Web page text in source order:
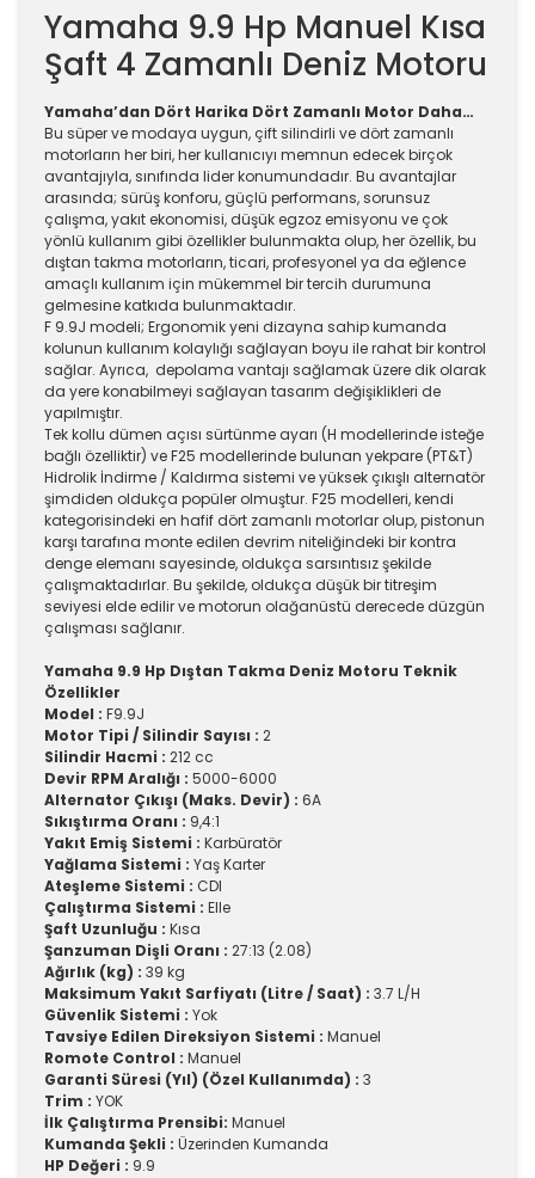
Yamaha 9.9 Hp Manuel Kısa
Şaft 4 Zamanlı Deniz Motoru
Yamaha’dan Dört Harika Dört Zamanlı Motor Daha…
Bu süper ve modaya uygun, çift silindirli ve dört zamanlı
motorların her biri, her kullanıcıyı memnun edecek birçok
avantajıyla, sınıfında lider konumundadır. Bu avantajlar
arasında; sürüş konforu, güçlü performans, sorunsuz
çalışma, yakıt ekonomisi, düşük egzoz emisyonu ve çok
yönlü kullanım gibi özellikler bulunmakta olup, her özellik, bu
dıştan takma motorların, ticari, profesyonel ya da eğlence
amaçlı kullanım için mükemmel bir tercih durumuna
gelmesine katkıda bulunmaktadır.
F 9.9J modeli; Ergonomik yeni dizayna sahip kumanda
kolunun kullanım kolaylığı sağlayan boyu ile rahat bir kontrol
sağlar. Ayrıca, depolama vantajı sağlamak üzere dik olarak
da yere konabilmeyi sağlayan tasarım değişiklikleri de
yapılmıştır.
Tek kollu dümen açısı sürtünme ayarı (H modellerinde isteğe
bağlı özelliktir) ve F25 modellerinde bulunan yekpare (PT&T)
Hidrolik İndirme / Kaldırma sistemi ve yüksek çıkışlı alternatör
şimdiden oldukça popüler olmuştur. F25 modelleri, kendi
kategorisindeki en hafif dört zamanlı motorlar olup, pistonun
karşı tarafına monte edilen devrim niteliğindeki bir kontra
denge elemanı sayesinde, oldukça sarsıntısız şekilde
çalışmaktadırlar. Bu şekilde, oldukça düşük bir titreşim
seviyesi elde edilir ve motorun olağanüstü derecede düzgün
çalışması sağlanır.
Yamaha 9.9 Hp Dıştan Takma Deniz Motoru Teknik
Özellikler
Model : F9.9J
Motor Tipi / Silindir Sayısı : 2
Silindir Hacmi : 212 cc
Devir RPM Aralığı : 5000-6000
Alternator Çıkışı (Maks. Devir) : 6A
Sıkıştırma Oranı : 9,4:1
Yakıt Emiş Sistemi : Karbüratör
Yağlama Sistemi : Yaş Karter
Ateşleme Sistemi : CDI
Çalıştırma Sistemi : Elle
Şaft Uzunluğu : Kısa
Şanzuman Dişli Oranı : 27:13 (2.08)
Ağırlık (kg) : 39 kg
Maksimum Yakıt Sarfiyatı (Litre / Saat) : 3.7 L/H
Güvenlik Sistemi : Yok
Tavsiye Edilen Direksiyon Sistemi : Manuel
Romote Control : Manuel
Garanti Süresi (Yıl) (Özel Kullanımda) : 3
Trim : YOK
İlk Çalıştırma Prensibi: Manuel
Kumanda Şekli : Üzerinden Kumanda
HP Değeri : 9.9